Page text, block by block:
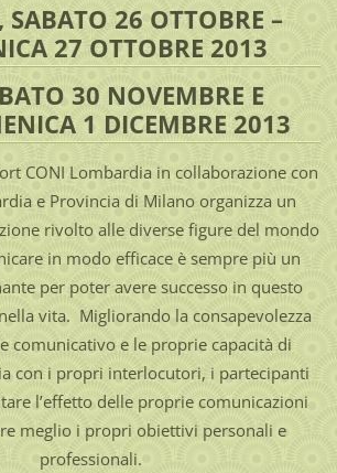
26 OTTOBRE –
27 OTTOBRE 2013
30 NOVEMBRE E
1 DICEMBRE 2013
CONI Lombardia in collaborazione con
e Provincia di Milano organizza un
rivolto alle diverse figure del mondo
in modo efficace è sempre più un
per poter avere successo in questo
vita. Migliorando la consapevolezza
comunicativo e le proprie capacità di
con i propri interlocutori, i partecipanti
l’effetto delle proprie comunicazioni
meglio i propri obiettivi personali e
professionali.